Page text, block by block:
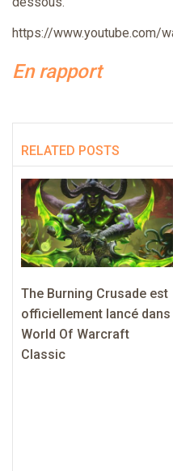
https://www.youtube.com/
En rapport
RELATED POSTS
The Burning Crusade est
officiellement lancé dans
World Of Warcraft
Classic